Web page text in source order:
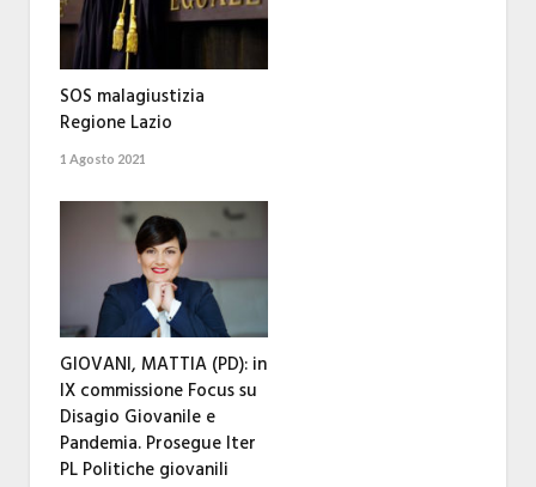
SOS malagiustizia
Regione Lazio
1 Agosto 2021
GIOVANI, MATTIA (PD): in
IX commissione Focus su
Disagio Giovanile e
Pandemia. Prosegue Iter
PL Politiche giovanili